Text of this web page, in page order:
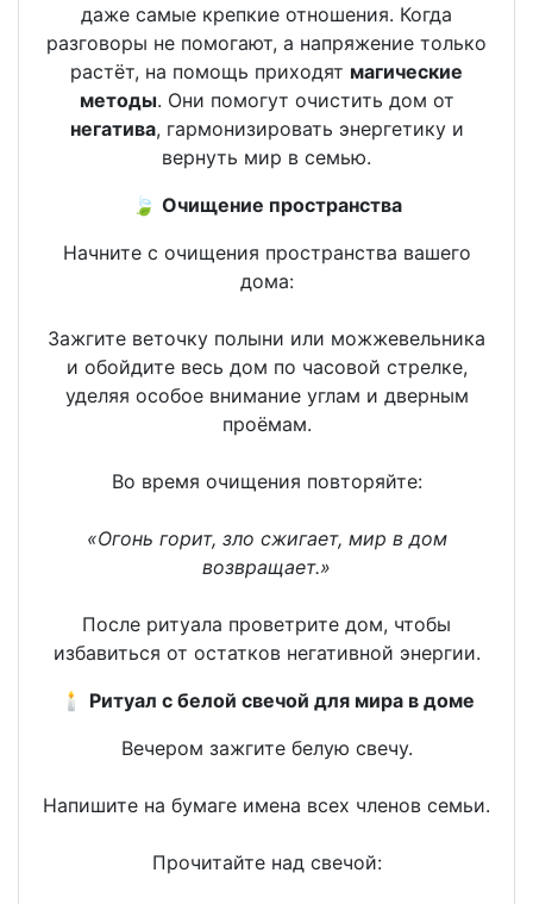
даже самые крепкие отношения. Когда
разговоры не помогают, а напряжение только
растёт, на помощь приходят магические
методы. Они помогут очистить дом от
негатива, гармонизировать энергетику и
вернуть мир в семью.
🍃 Очищение пространства
Начните с очищения пространства вашего
дома:
Зажгите веточку полыни или можжевельника
и обойдите весь дом по часовой стрелке,
уделяя особое внимание углам и дверным
проёмам.
Во время очищения повторяйте:
«Огонь горит, зло сжигает, мир в дом
возвращает.»
После ритуала проветрите дом, чтобы
избавиться от остатков негативной энергии.
🕯 Ритуал с белой свечой для мира в доме
Вечером зажгите белую свечу.
Напишите на бумаге имена всех членов семьи.
Прочитайте над свечой: